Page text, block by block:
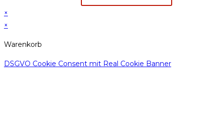
×
×
Warenkorb
DSGVO Cookie Consent mit Real Cookie Banner